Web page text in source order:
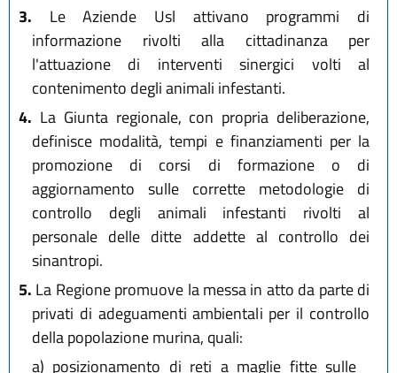
3. Le Aziende Usl attivano programmi di
informazione rivolti alla cittadinanza per
l'attuazione di interventi sinergici volti al
contenimento degli animali infestanti.
4. La Giunta regionale, con propria deliberazione,
definisce modalità, tempi e finanziamenti per la
promozione di corsi di formazione o di
aggiornamento sulle corrette metodologie di
controllo degli animali infestanti rivolti al
personale delle ditte addette al controllo dei
sinantropi.
5. La Regione promuove la messa in atto da parte di
privati di adeguamenti ambientali per il controllo
della popolazione murina, quali:
a) posizionamento di reti a maglie fitte sulle